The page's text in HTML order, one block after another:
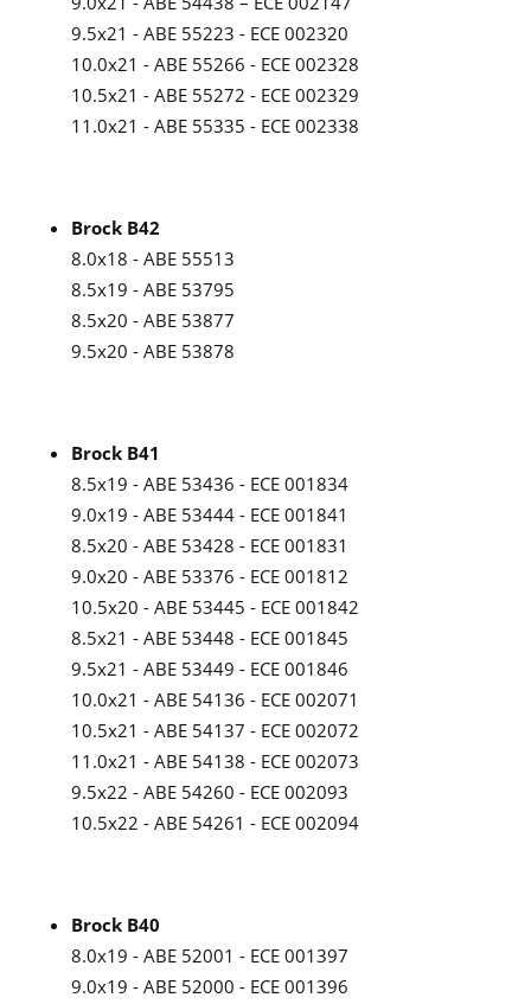
9.5x21 - ABE 55223 - ECE 002320
10.0x21 - ABE 55266 - ECE 002328
10.5x21 - ABE 55272 - ECE 002329
11.0x21 - ABE 55335 - ECE 002338
Brock B42
8.0x18 - ABE 55513
8.5x19 - ABE 53795
8.5x20 - ABE 53877
9.5x20 - ABE 53878
Brock B41
8.5x19 - ABE 53436 - ECE 001834
9.0x19 - ABE 53444 - ECE 001841
8.5x20 - ABE 53428 - ECE 001831
9.0x20 - ABE 53376 - ECE 001812
10.5x20 - ABE 53445 - ECE 001842
8.5x21 - ABE 53448 - ECE 001845
9.5x21 - ABE 53449 - ECE 001846
10.0x21 - ABE 54136 - ECE 002071
10.5x21 - ABE 54137 - ECE 002072
11.0x21 - ABE 54138 - ECE 002073
9.5x22 - ABE 54260 - ECE 002093
10.5x22 - ABE 54261 - ECE 002094
Brock B40
8.0x19 - ABE 52001 - ECE 001397
9.0x19 - ABE 52000 - ECE 001396